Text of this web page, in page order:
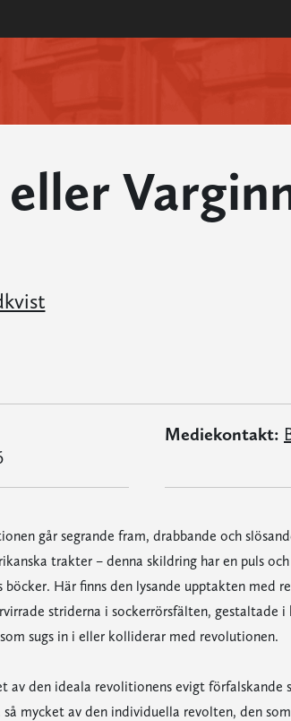
Mediekontakt:
går segrande fram, drabbande och
trakter – denna skildring har en puls
böcker. Här finns den lysande upptakten med
striderna i sockerrörsfälten, gestaltade i
sugs in i eller kolliderar med revolutionen.
av den ideala revolitionens evigt förfalskande
mycket av den individuella revolten, den